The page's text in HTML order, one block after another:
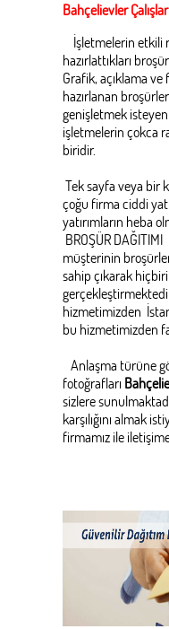
Bahçelievler
İşletmelerin etkili
hazırlattıkları
Grafik, açıklama ve
hazırlanan
genişletmek isteyen
işletmelerin çokca
biridir.
Tek sayfa veya bir
çoğu firma ciddi
yatırımların heba
BROŞÜR DAĞITIMI
müşterinin
sahip çıkarak
hizmetimizden
bu hizmetimizden
Anlaşma türüne
fotoğrafları
sizlere
karşılığını almak
firmamız ile